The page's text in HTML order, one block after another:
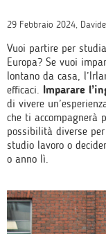
29 Febbraio 2024,
Vuoi partire per
Europa? Se vuoi
lontano da casa,
efficaci. Imparare
di vivere
che ti
possibilità diverse
studio lavoro o
o anno lì.